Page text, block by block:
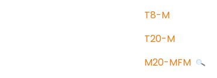
T8-M
T20-M
M20-MFM